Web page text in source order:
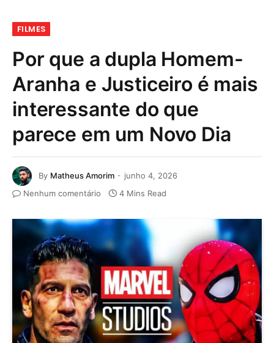
FILMES
Por que a dupla Homem-
Aranha e Justiceiro é mais
interessante do que
parece em um Novo Dia
By Matheus Amorim
junho 4, 2026
Nenhum comentário
4 Mins Read